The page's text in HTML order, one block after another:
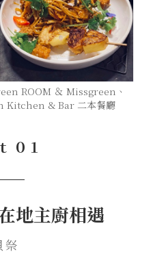
ROOM ＆ Missgreen、
Kitchen & Bar 二本餐廳
０１
地主廚相遇
祭